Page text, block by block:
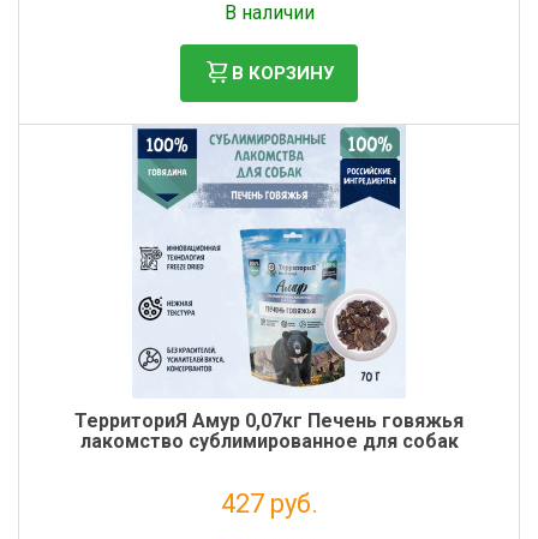
В наличии
В КОРЗИНУ
ТерриториЯ Амур 0,07кг Печень говяжья
лакомство сублимированное для собак
427 руб.